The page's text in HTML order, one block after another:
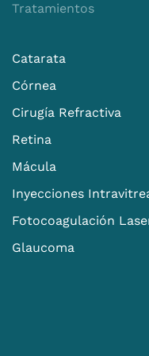
Tratamientos
Catarata
Córnea
Cirugía Refractiva
Retina
Mácula
Inyecciones
Fotocoagulación
Glaucoma